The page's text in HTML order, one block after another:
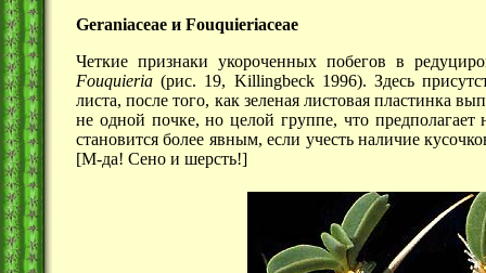
Geraniaceae и Fouquieriaceae
Четкие признаки укороченных побегов в
Fouquieria (рис. 19, Killingbeck 1996). Здесь
листа, после того, как зеленая листовая пластинка
не одной почке, но целой группе, что
становится более явным, если учесть наличие
[М-да! Сено и шерсть!]